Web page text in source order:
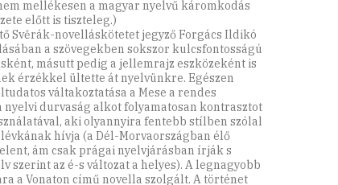
mellékesen a magyar nyelvű káromkodás
előtt is tiszteleg.)
Svěrák-novelláskötetet jegyző Forgács Ildikó
a szövegekben sokszor kulcsfontosságú
másutt pedig a jellemrajz eszközeként is
érzékkel ültette át nyelvünkre. Egészen
váltakoztatása a Mese a rendes
nyelvi durvaság alkot folyamatosan kontrasztot
aki olyannyira fentebb stílben szólal
hívja (a Dél-Morvaországban élő
ám csak prágai nyelvjárásban írják s
szerint az é-s változat a helyes). A legnagyobb
a Vonaton című novella szolgált. A történet